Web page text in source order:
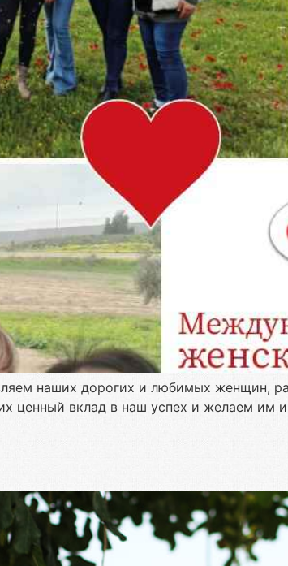
наших дорогих и любимых женщин,
ценный вклад в наш успех и желаем им